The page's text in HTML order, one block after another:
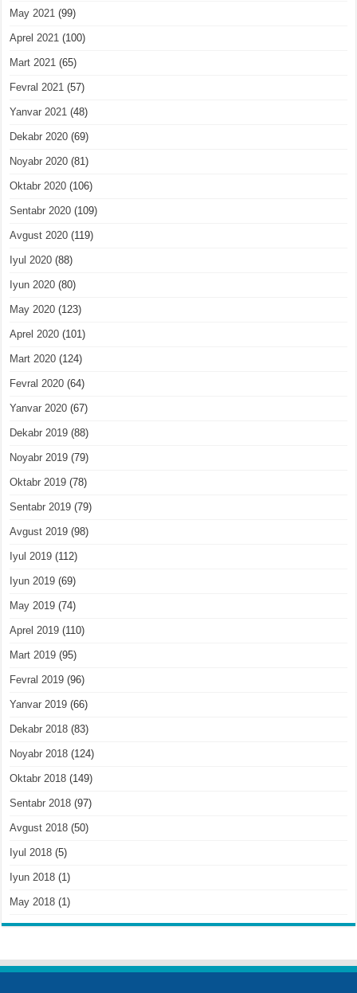
May 2021 (99)
Aprel 2021 (100)
Mart 2021 (65)
Fevral 2021 (57)
Yanvar 2021 (48)
Dekabr 2020 (69)
Noyabr 2020 (81)
Oktabr 2020 (106)
Sentabr 2020 (109)
Avgust 2020 (119)
Iyul 2020 (88)
Iyun 2020 (80)
May 2020 (123)
Aprel 2020 (101)
Mart 2020 (124)
Fevral 2020 (64)
Yanvar 2020 (67)
Dekabr 2019 (88)
Noyabr 2019 (79)
Oktabr 2019 (78)
Sentabr 2019 (79)
Avgust 2019 (98)
Iyul 2019 (112)
Iyun 2019 (69)
May 2019 (74)
Aprel 2019 (110)
Mart 2019 (95)
Fevral 2019 (96)
Yanvar 2019 (66)
Dekabr 2018 (83)
Noyabr 2018 (124)
Oktabr 2018 (149)
Sentabr 2018 (97)
Avgust 2018 (50)
Iyul 2018 (5)
Iyun 2018 (1)
May 2018 (1)